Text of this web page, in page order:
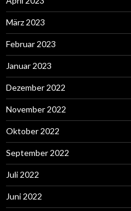
März 2023
Februar 2023
Januar 2023
Dezember 2022
November 2022
Oktober 2022
September 2022
Juli 2022
Juni 2022